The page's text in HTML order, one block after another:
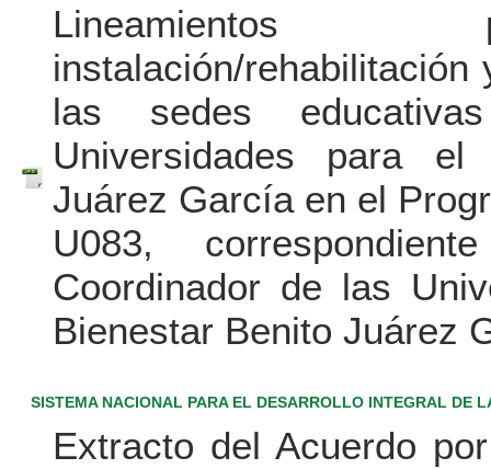
instalación/rehabilitación
las sedes
Universidades para el
Juárez García en el
U083,
Coordinador de las
Bienestar Benito Juárez
SISTEMA NACIONAL PARA EL DESARROLLO INTEGRAL DE
Extracto del Acuerdo